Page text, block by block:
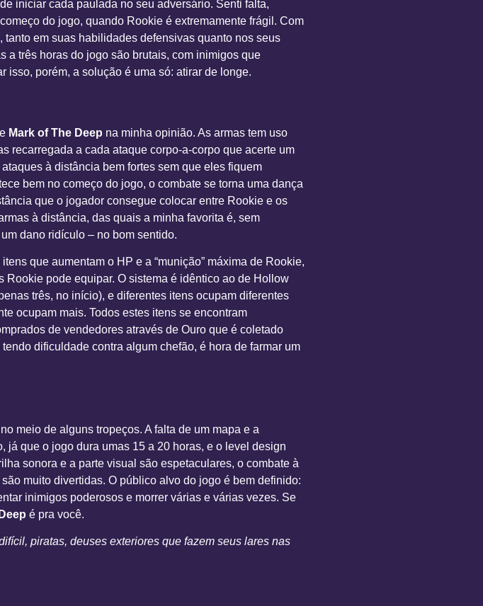
iniciar cada paulada no seu adversário. Senti falta,
do jogo, quando Rookie é extremamente frágil. Com
tanto em suas habilidades defensivas quanto nos seus
a três horas do jogo são brutais, com inimigos que
isso, porém, a solução é uma só: atirar de longe.
Mark of The Deep na minha opinião. As armas tem uso
recarregada a cada ataque corpo-a-corpo que acerte um
à distância bem fortes sem que eles fiquem
bem no começo do jogo, o combate se torna uma dança
que o jogador consegue colocar entre Rookie e os
à distância, das quais a minha favorita é, sem
dano ridículo – no bom sentido.
que aumentam o HP e a “munição” máxima de Rookie,
pode equipar. O sistema é idêntico ao de Hollow
três, no início), e diferentes itens ocupam diferentes
ocupam mais. Todos estes itens se encontram
de vendedores através de Ouro que é coletado
dificuldade contra algum chefão, é hora de farmar um
meio de alguns tropeços. A falta de um mapa e a
que o jogo dura umas 15 a 20 horas, e o level design
sonora e a parte visual são espetaculares, o combate à
muito divertidas. O público alvo do jogo é bem definido:
inimigos poderosos e morrer várias e várias vezes. Se
é pra você.
piratas, deuses exteriores que fazem seus lares nas